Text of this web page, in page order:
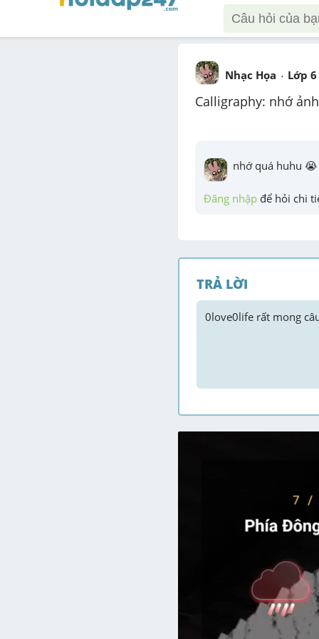
Nhạc Họa Lớp 6
Calligraphy: nhớ
nhớ quá huhu 😭
Đăng nhập để hỏi chi
TRẢ LỜI
0love0life rất mong